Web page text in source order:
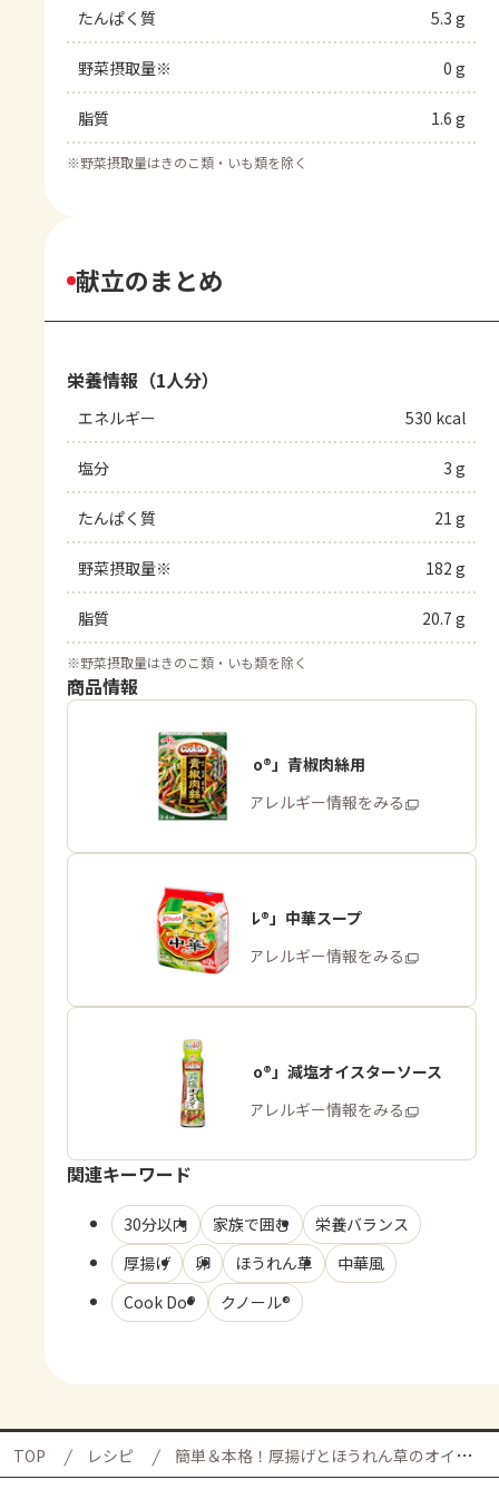
たんぱく質 5.3 g
野菜摂取量※ 0 g
脂質 1.6 g
※野菜摂取量はきのこ類・いも類を除く
献立のまとめ
栄養情報（1人分）
エネルギー 530 kcal
塩分 3 g
たんぱく質 21 g
野菜摂取量※ 182 g
脂質 20.7 g
※野菜摂取量はきのこ類・いも類を除く
商品情報
「Cook Do®」青椒肉絲用
商品・アレルギー情報をみる
「クノール®」中華スープ
商品・アレルギー情報をみる
「Cook Do®」減塩オイスターソース
商品・アレルギー情報をみる
関連キーワード
30分以内 家族で囲む
栄養バランス
厚揚げ
卵 ほうれん草
中華風
Cook Do®
クノール®
TOP レシピ 簡単＆本格！厚揚げとほうれん草のオイスター炒めの献立